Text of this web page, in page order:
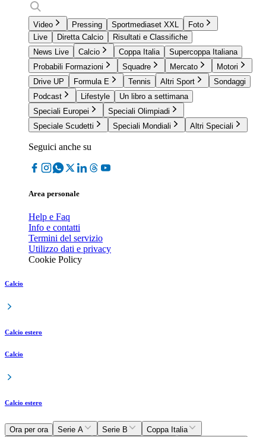
Video Pressing Sportmediaset XXL
Foto
Live
Diretta Calcio
Risultati e Classifiche
News Live
Calcio Coppa Italia
Supercoppa Italiana
Probabili Formazioni
Squadre Mercato
Motori
Drive UP
Formula E Tennis Altri Sport
Sondaggi
Podcast
Lifestyle
Un libro a settimana
Speciali Europei
Speciali Olimpiadi
Speciale Scudetti
Speciali Mondiali Altri Speciali
Seguici anche su
Area personale
Help e Faq
Info e contatti
Termini del servizio
Utilizzo dati e privacy
Cookie Policy
Calcio
Calcio estero
Calcio
Calcio estero
Ora per ora Serie A Serie B
Coppa Italia